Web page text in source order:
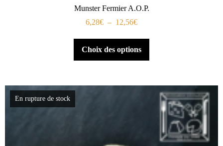
Munster Fermier A.O.P.
6,28€ – 12,56€
Choix des options
En rupture de stock